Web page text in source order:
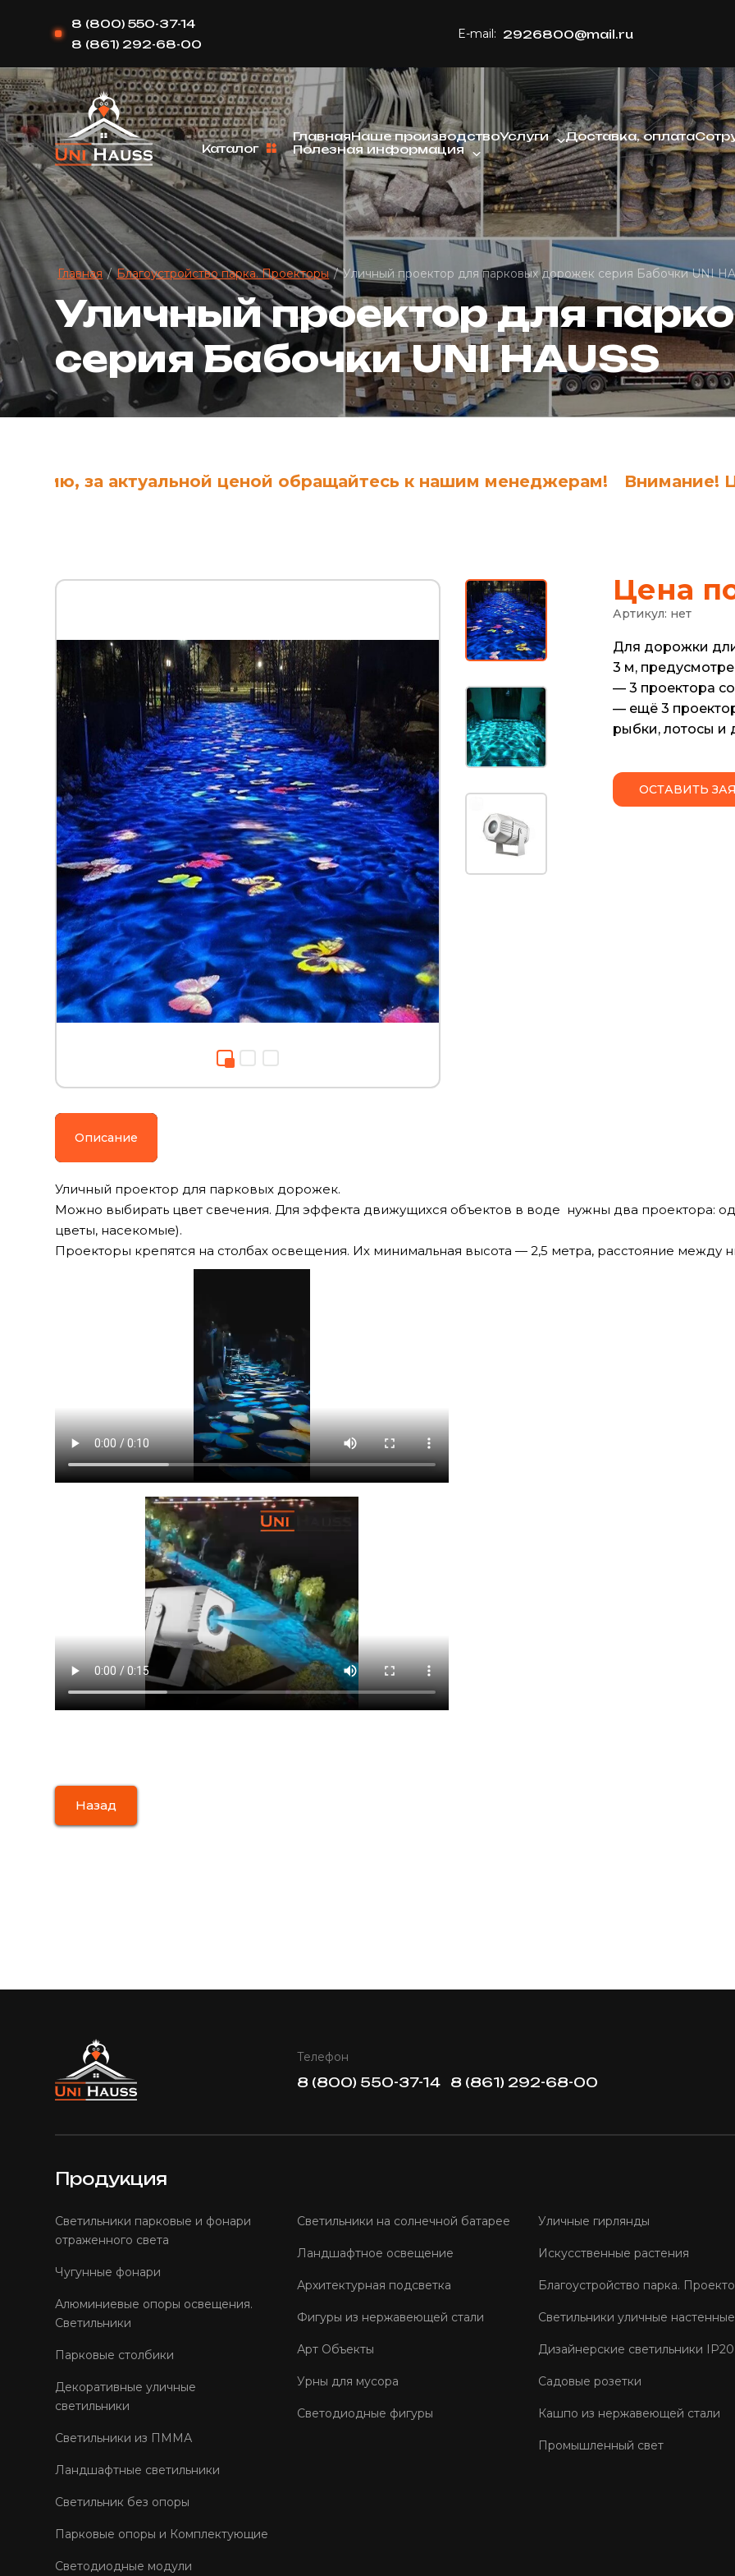
8 (800) 550-37-14
8 (861) 292-68-00
E-mail: 2926800@mail.ru
Каталог
ГлавнаяНаше производствоУслуги Доставка, оплата
Полезная информация
Главная / Благоустройство парка. Проекторы / Уличный проектор для парковых дорожек серия Бабочки UNI
Уличный проектор для
серия Бабочки UNI HAUSS
актуальной ценой обращайтесь к нашим менеджерам! Внимание! Цены
Цена
Артикул: нет
Для дорожки
3 м,
— 3 проектора
— ещё 3
рыбки, лотосы и
ОСТАВИТЬ
Описание
Уличный проектор для парковых дорожек.
Можно выбирать цвет свечения. Для эффекта движущихся объектов в воде нужны два проектора:
цветы, насекомые).
Проекторы крепятся на столбах освещения. Их минимальная высота — 2,5 метра, расстояние между
Назад
Телефон
8 (800) 550-37-14 8 (861) 292-68-00
Продукция
Светильники парковые и фонари
отраженного света
Чугунные фонари
Алюминиевые опоры освещения.
Светильники
Парковые столбики
Декоративные уличные
светильники
Светильники из ПММА
Ландшафтные светильники
Светильник без опоры
Парковые опоры и Комплектующие
Светодиодные модули
Светильники на солнечной батарее
Ландшафтное освещение
Архитектурная подсветка
Фигуры из нержавеющей стали
Арт Объекты
Урны для мусора
Светодиодные фигуры
Уличные гирлянды
Искусственные растения
Благоустройство парка.
Светильники уличные настенные
Дизайнерские светильники IP20
Садовые розетки
Кашпо из нержавеющей стали
Промышленный свет